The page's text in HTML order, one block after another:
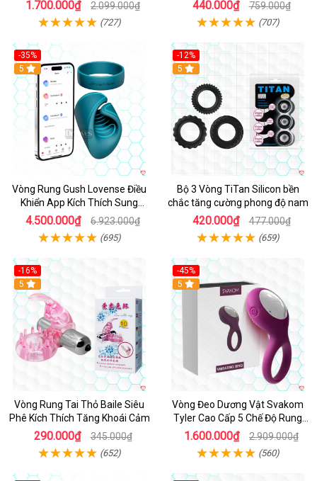
1.700.000₫ 2.099.000₫
(727)
440.000₫ 759.000₫
(707)
-35%
Hot
5
Vòng Rung Gush Lovense Điều
Khiển App Kích Thích Sung
Sướng
4.500.000₫ 6.923.000₫
(695)
-12%
5
Bộ 3 Vòng TiTan Silicon bền
chắc tăng cường phong độ nam
420.000₫ 477.000₫
(659)
-16%
Hot
5
Vòng Rung Tai Thỏ Baile Siêu
Phê Kích Thích Tăng Khoái Cảm
290.000₫ 345.000₫
(652)
-45%
5
Vòng Đeo Dương Vật Svakom
Tyler Cao Cấp 5 Chế Độ Rung
Mạnh Mẽ Kích Thích Điểm G
1.600.000₫ 2.909.000₫
(560)